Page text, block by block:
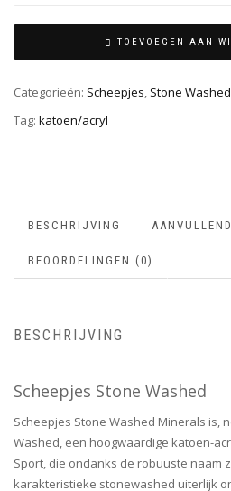
TOEVOEGEN AAN
Categorieën: Scheepjes, Stone Washed
Tag: katoen/acryl
BESCHRIJVING
BEOORDELINGEN (0)
BESCHRIJVING
Scheepjes Stone Washed
Scheepjes Stone Washed Minerals is,
Washed, een hoogwaardige katoen-
Sport, die ondanks de robuuste naam
karakteristieke stonewashed uiterlijk